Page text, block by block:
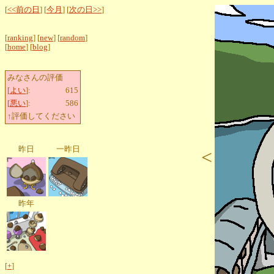
[<<前の日 ] [今月 ] [次の日>>]
[ranking] [new] [random]
[home] [blog]
みなさんの評価
[よい]:
615
[悪い]:
586
↑評価してください
昨日 一昨日
昨年
[+]
<